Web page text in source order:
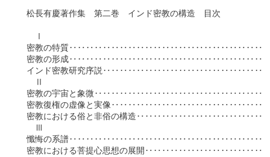
松長有慶著作集　第二巻　インド密教の構造　目次
密教の特質
密教の形成
インド密教研究序説
密教の宇宙と象微
密教復権の虚像と実像
密教における俗と非俗の構造
懺悔の系譜
密教における菩提心思想の展開